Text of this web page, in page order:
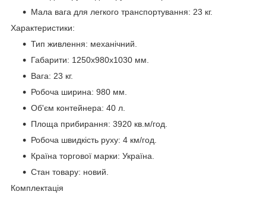
Мала вага для легкого транспортування: 23 кг.
Характеристики:
Тип живлення: механічний.
Габарити: 1250x980x1030 мм.
Вага: 23 кг.
Робоча ширина: 980 мм.
Об'єм контейнера: 40 л.
Площа прибирання: 3920 кв.м/год.
Робоча швидкість руху: 4 км/год.
Країна торгової марки: Україна.
Стан товару: новий.
Комплектація